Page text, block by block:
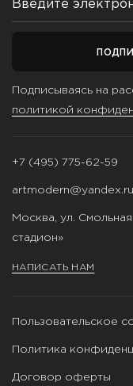
Подписываясь на
политикой
+7 (495) 775-62-59
artmodern@yandex.ru
Москва, ул.
стадион»
НАПИСАТЬ НАМ
Пользовательское
Политика
Договор оферты